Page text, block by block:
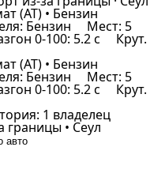
(AT) • Бензин
Бензин Мест: 5
0-100: 5.2 с Крут.
(AT) • Бензин
Бензин Мест: 5
0-100: 5.2 с Крут.
1 владелец
границы • Сеул
авто